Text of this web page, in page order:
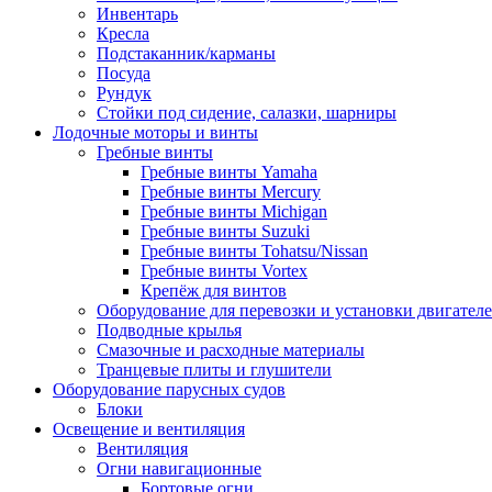
Инвентарь
Кресла
Подстаканник/карманы
Посуда
Рундук
Стойки под сидение, салазки, шарниры
Лодочные моторы и винты
Гребные винты
Гребные винты Yamaha
Гребные винты Mercury
Гребные винты Michigan
Гребные винты Suzuki
Гребные винты Tohatsu/Nissan
Гребные винты Vortex
Крепёж для винтов
Оборудование для перевозки и установки
Подводные крылья
Смазочные и расходные материалы
Транцевые плиты и глушители
Оборудование парусных судов
Блоки
Освещение и вентиляция
Вентиляция
Огни навигационные
Бортовые огни